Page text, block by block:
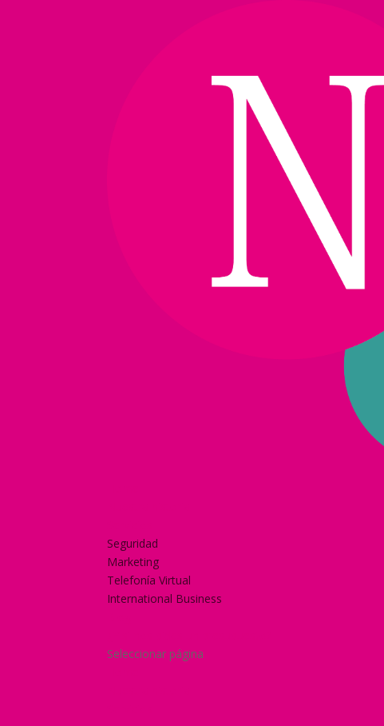
Seguridad
Marketing
Telefonía Virtual
International Business
Seleccionar página